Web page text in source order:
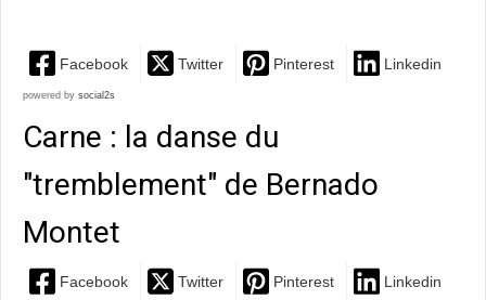
Facebook Twitter Pinterest Linkedin
powered by social2s
Carne : la danse du
"tremblement" de Bernado
Montet
Facebook Twitter Pinterest Linkedin